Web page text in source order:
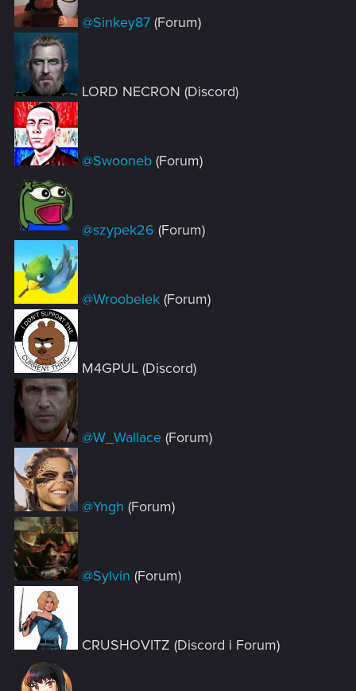
@Sinkey87 (Forum)
LORD NECRON (Discord)
@Swooneb (Forum)
@szypek26 (Forum)
@Wroobelek (Forum)
M4GPUL (Discord)
@W_Wallace (Forum)
@Yngh (Forum)
@Sylvin (Forum)
CRUSHOVITZ (Discord i Forum)